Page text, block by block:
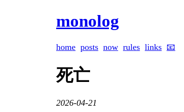
monolog
home posts now rules links 📧
死亡
2026-04-21